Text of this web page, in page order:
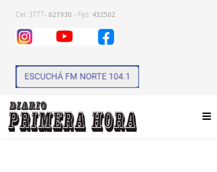
Cel: 3777- 621930 - Fijo: 432502